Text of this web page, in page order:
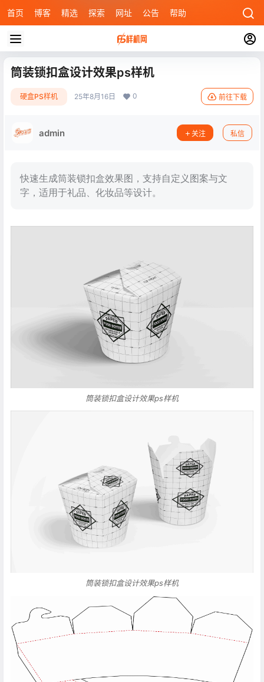
首页 博客 精选 探索 网址 公告 帮助
筒装锁扣盒设计效果ps样机
硬盒PS样机 25年8月16日 0 前往下载
admin 关注 私信
快速生成筒装锁扣盒效果图，支持自定义图案与文
字，适用于礼品、化妆品等设计。
筒装锁扣盒设计效果ps样机
筒装锁扣盒设计效果ps样机